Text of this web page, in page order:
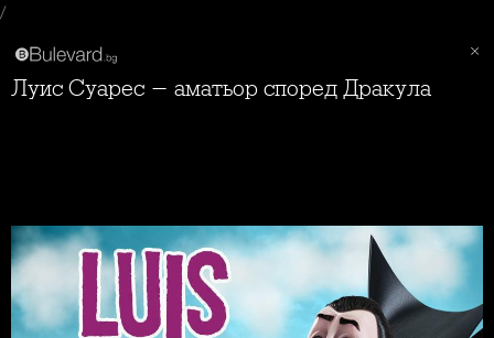
/
Луис Суарес - аматьор според Дракула